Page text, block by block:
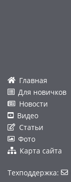
Главная
Для новичков
Новости
Видео
Статьи
Фото
Карта сайта
Техподдержка: